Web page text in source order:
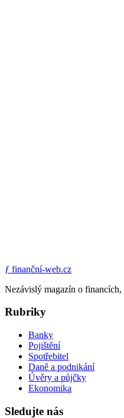
ƒ finanční-web.cz
Nezávislý magazín o
Rubriky
Banky
Pojištění
Spotřebitel
Daně a podnikání
Úvěry a půjčky
Ekonomika
Sledujte nás